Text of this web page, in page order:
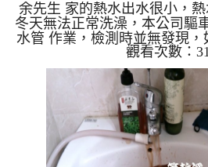
余先生 家的熱水出水很小，熱
冬天無法正常洗澡，本公司驅
水管 作業，檢測時並無發現
周波水管清洗機，灌入 檸檬酸
15分，開啟 水管清洗機 ，啟
就流出泥水，如下圖片影片，
洗乾淨出水量也恢復正常，余
了。 如是自來水，如水管老
堆積，洗出來的水就會是咖啡
錳，管壁上會結成黑色管垢，
樣黑，有些洗出
觀看次數：